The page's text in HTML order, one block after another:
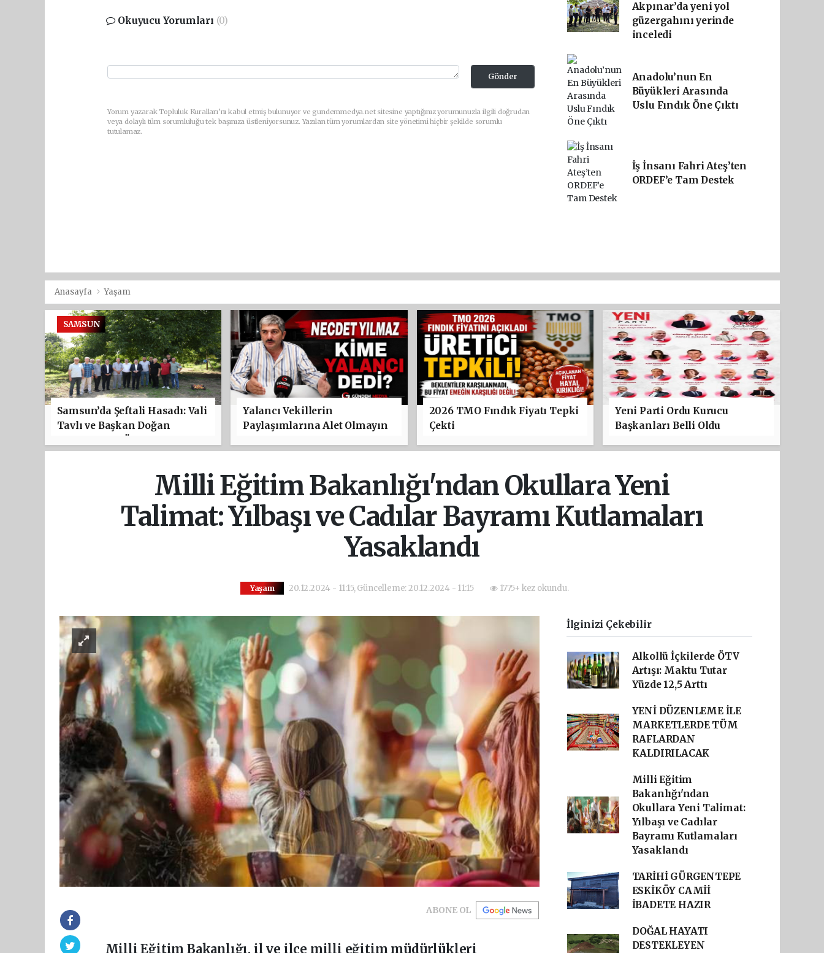
Okuyucu Yorumları (0)
Gönder
Yorum yazarak Topluluk Kuralları’nı kabul etmiş bulunuyor ve gundemmedya.net sitesine yaptığınız yorumunuzla ilgili doğrudan
veya dolaylı tüm sorumluluğu tek başınıza üstleniyorsunuz. Yazılan tüm yorumlardan site yönetimi hiçbir şekilde sorumlu
tutulamaz.
Akpınar’da yeni yol
güzergahını yerinde
inceledi
Anadolu’nun En
Büyükleri Arasında
Uslu Fındık Öne Çıktı
İş İnsanı Fahri Ateş’ten
ORDEF’e Tam Destek
Anasayfa Yaşam
SAMSUN
Samsun’da Şeftali Hasadı: Vali
Tavlı ve Başkan Doğan
Buluştu
Yalancı Vekillerin
Paylaşımlarına Alet Olmayın
2026 TMO Fındık Fiyatı Tepki
Çekti
Yeni Parti Ordu Kurucu
Başkanları Belli Oldu
Milli Eğitim Bakanlığı'ndan Okullara Yeni
Talimat: Yılbaşı ve Cadılar Bayramı Kutlamaları
Yasaklandı
Yaşam 20.12.2024 - 11:15, Güncelleme: 20.12.2024 - 11:15 1775+ kez okundu.
ABONE OL
Milli Eğitim Bakanlığı, il ve ilçe milli eğitim müdürlükleri
İlginizi Çekebilir
Alkollü İçkilerde ÖTV
Artışı: Maktu Tutar
Yüzde 12,5 Arttı
YENİ DÜZENLEME İLE
MARKETLERDE TÜM
RAFLARDAN
KALDIRILACAK
Milli Eğitim
Bakanlığı'ndan
Okullara Yeni Talimat:
Yılbaşı ve Cadılar
Bayramı Kutlamaları
Yasaklandı
TARİHİ GÜRGENTEPE
ESKİKÖY CAMİİ
İBADETE HAZIR
DOĞAL HAYATI
DESTEKLEYEN